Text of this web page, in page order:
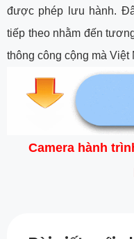
được phép lưu hành.
tiếp theo nhằm đến
thông công cộng mà
Camera hành